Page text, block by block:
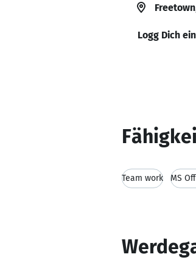
Freetown
Logg Dich
Team work MS